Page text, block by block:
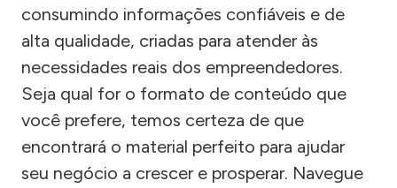
consumindo informações confiáveis e de
alta qualidade, criadas para atender às
necessidades reais dos empreendedores.
Seja qual for o formato de conteúdo que
você prefere, temos certeza de que
encontrará o material perfeito para ajudar
seu negócio a crescer e prosperar. Navegue